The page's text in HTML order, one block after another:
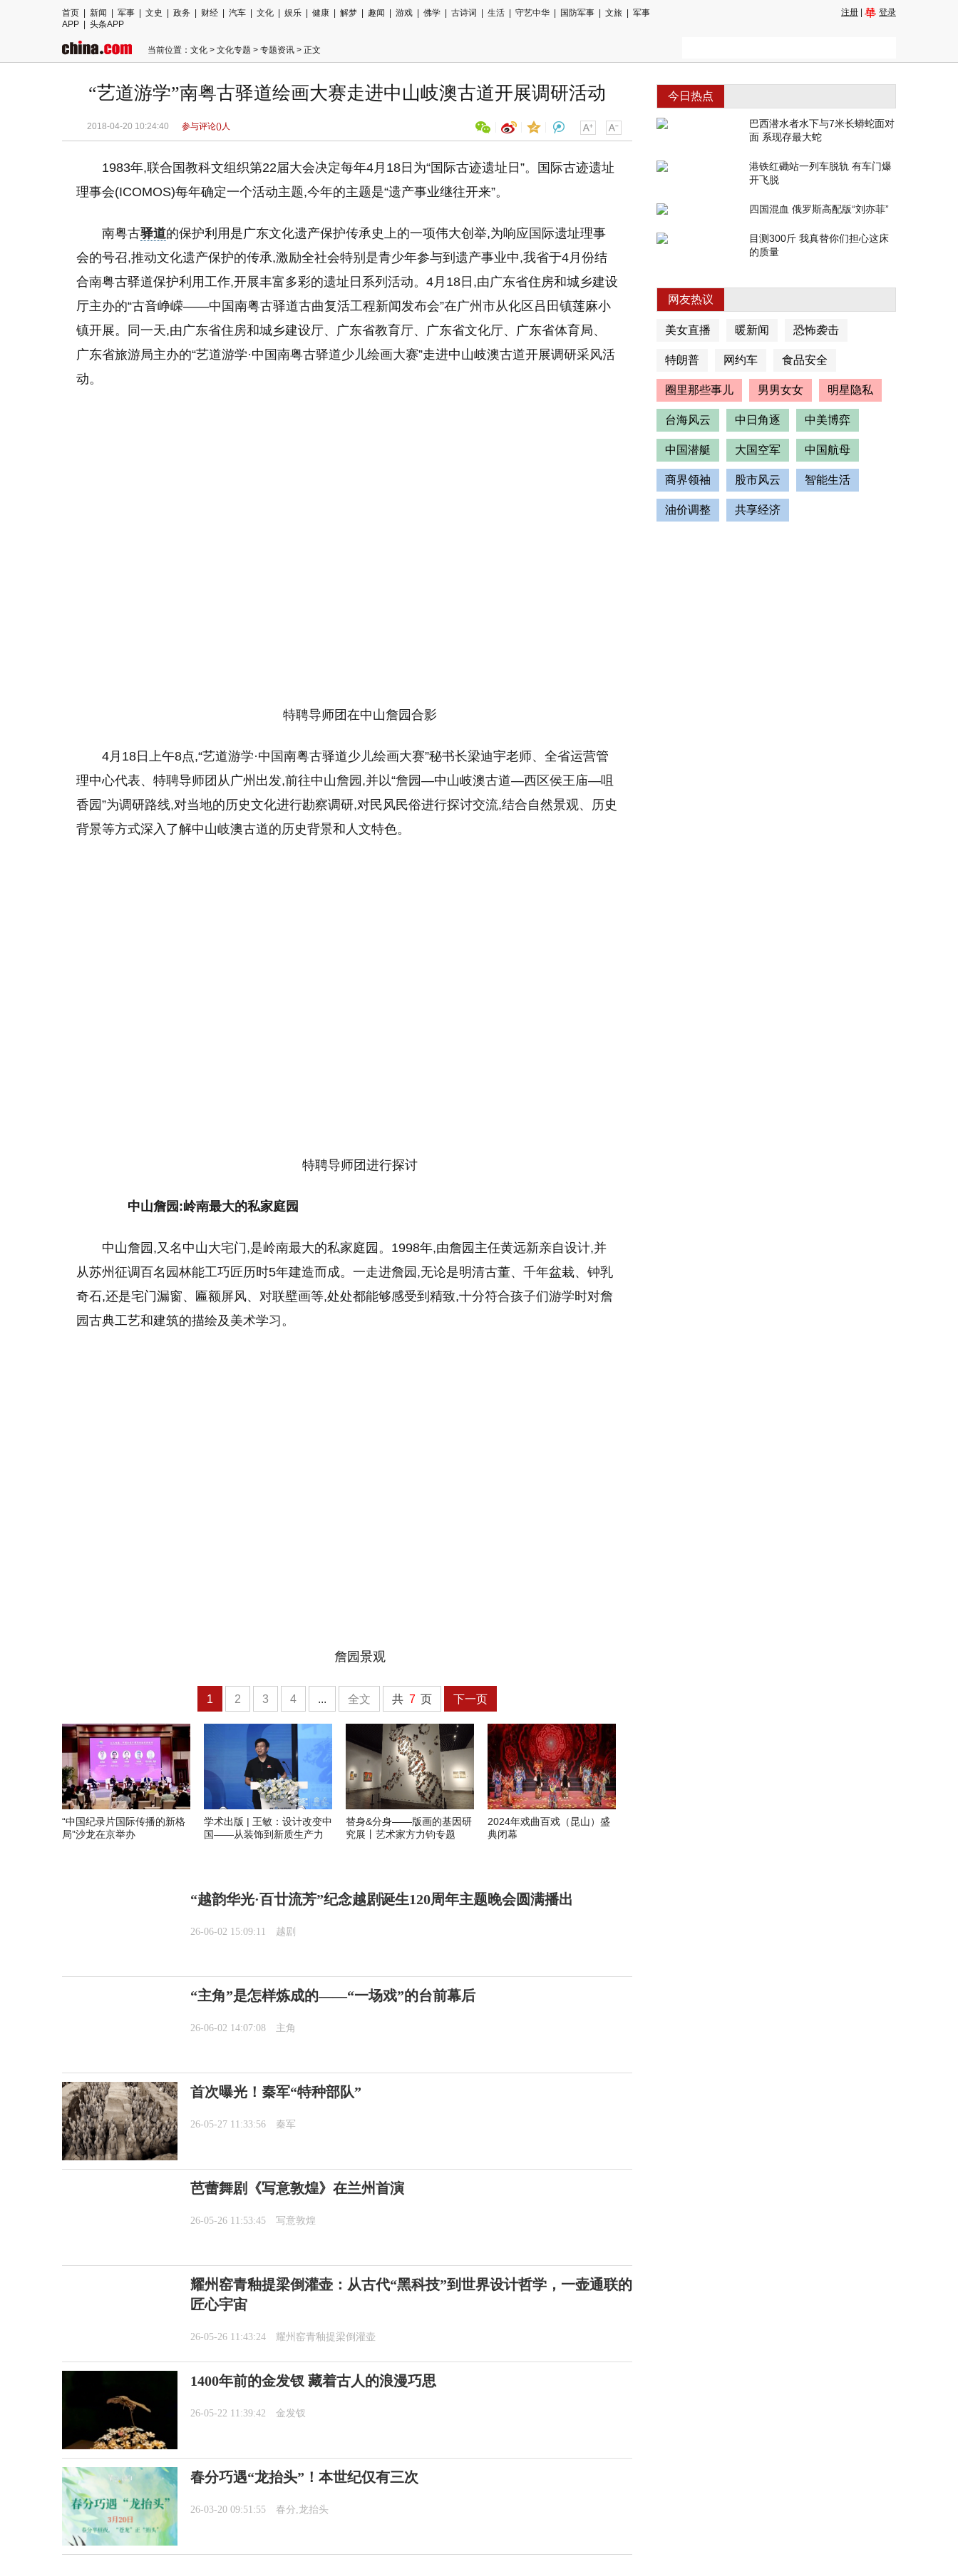
首页 新闻 军事 文史 政务 财经 汽车 文化 娱乐 健康 解梦 趣闻 游戏 佛学 古诗词 生活 守艺中华 国防军事 文旅
军事
APP
头条APP
注册 登录
当前位置： 文化 > 文化专题 > 专题资讯 > 正文
“艺道游学”南粤古驿道绘画大赛走进中山岐澳古道开展调研活动
2018-04-20 10:24:40 参与评论()人
1983年,联合国教科文组织第22届大会决定每年4月18日为“国际古迹遗址日”。国际古迹遗址
理事会(ICOMOS)每年确定一个活动主题,今年的主题是“遗产事业继往开来”。
南粤古驿道的保护利用是广东文化遗产保护传承史上的一项伟大创举,为响应国际遗址理事
会的号召,推动文化遗产保护的传承,激励全社会特别是青少年参与到遗产事业中,我省于4月份结
合南粤古驿道保护利用工作,开展丰富多彩的遗址日系列活动。4月18日,由广东省住房和城乡建设
厅主办的“古音峥嵘——中国南粤古驿道古曲复活工程新闻发布会”在广州市从化区吕田镇莲麻小
镇开展。同一天,由广东省住房和城乡建设厅、广东省教育厅、广东省文化厅、广东省体育局、
广东省旅游局主办的“艺道游学·中国南粤古驿道少儿绘画大赛”走进中山岐澳古道开展调研采风活
动。
特聘导师团在中山詹园合影
4月18日上午8点,“艺道游学·中国南粤古驿道少儿绘画大赛”秘书长梁迪宇老师、全省运营管
理中心代表、特聘导师团从广州出发,前往中山詹园,并以“詹园—中山岐澳古道—西区侯王庙—咀
香园”为调研路线,对当地的历史文化进行勘察调研,对民风民俗进行探讨交流,结合自然景观、历史
背景等方式深入了解中山岐澳古道的历史背景和人文特色。
特聘导师团进行探讨
中山詹园:岭南最大的私家庭园
中山詹园,又名中山大宅门,是岭南最大的私家庭园。1998年,由詹园主任黄远新亲自设计,并
从苏州征调百名园林能工巧匠历时5年建造而成。一走进詹园,无论是明清古董、千年盆栽、钟乳
奇石,还是宅门漏窗、匾额屏风、对联壁画等,处处都能够感受到精致,十分符合孩子们游学时对詹
园古典工艺和建筑的描绘及美术学习。
詹园景观
1 2 3 4 ... 全文 共 7 页 下一页
“中国纪录片国际传播的新格
局”沙龙在京举办
学术出版 | 王敏：设计改变中
国——从装饰到新质生产力
替身&分身——版画的基因研
究展丨艺术家方力钧专题
2024年戏曲百戏（昆山）盛
典闭幕
“越韵华光·百廿流芳”纪念越剧诞生120周年主题晚会圆满播出
26-06-02 15:09:11 越剧
“主角”是怎样炼成的——“一场戏”的台前幕后
26-06-02 14:07:08 主角
首次曝光！秦军“特种部队”
26-05-27 11:33:56 秦军
芭蕾舞剧《写意敦煌》在兰州首演
26-05-26 11:53:45 写意敦煌
耀州窑青釉提梁倒灌壶：从古代“黑科技”到世界设计哲学，一壶通联的
匠心宇宙
26-05-26 11:43:24 耀州窑青釉提梁倒灌壶
1400年前的金发钗 藏着古人的浪漫巧思
26-05-22 11:39:42 金发钗
春分巧遇“龙抬头”！本世纪仅有三次
26-03-20 09:51:55 春分,龙抬头
今日热点
巴西潜水者水下与7米长蟒蛇面对
面 系现存最大蛇
港铁红磡站一列车脱轨 有车门爆
开飞脱
四国混血 俄罗斯高配版“刘亦菲”
目测300斤 我真替你们担心这床
的质量
网友热议
美女直播 暖新闻 恐怖袭击
特朗普 网约车 食品安全
圈里那些事儿 男男女女 明星隐私
台海风云 中日角逐 中美博弈
中国潜艇 大国空军 中国航母
商界领袖 股市风云 智能生活
油价调整 共享经济